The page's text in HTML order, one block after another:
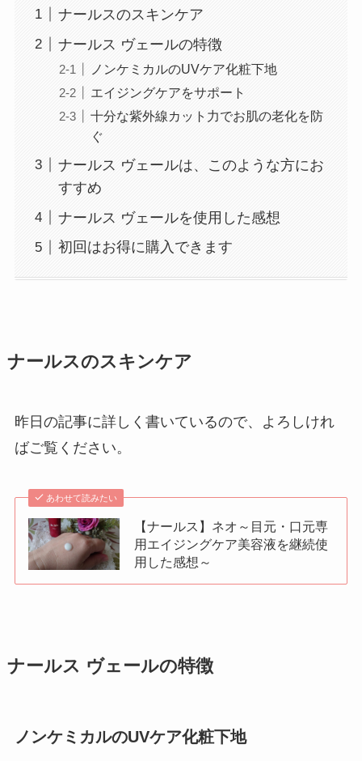
ナールスのスキンケア
ナールス ヴェールの特徴
ノンケミカルのUVケア化粧下地
エイジングケアをサポート
十分な紫外線カット力でお肌の老化を防
ぐ
ナールス ヴェールは、このような方にお
すすめ
ナールス ヴェールを使用した感想
初回はお得に購入できます
ナールスのスキンケア
昨日の記事に詳しく書いているので、よろしけれ
ばご覧ください。
あわせて読みたい
【ナールス】ネオ～目元・口元専
用エイジングケア美容液を継続使
用した感想～
ナールス ヴェールの特徴
ノンケミカルのUVケア化粧下地